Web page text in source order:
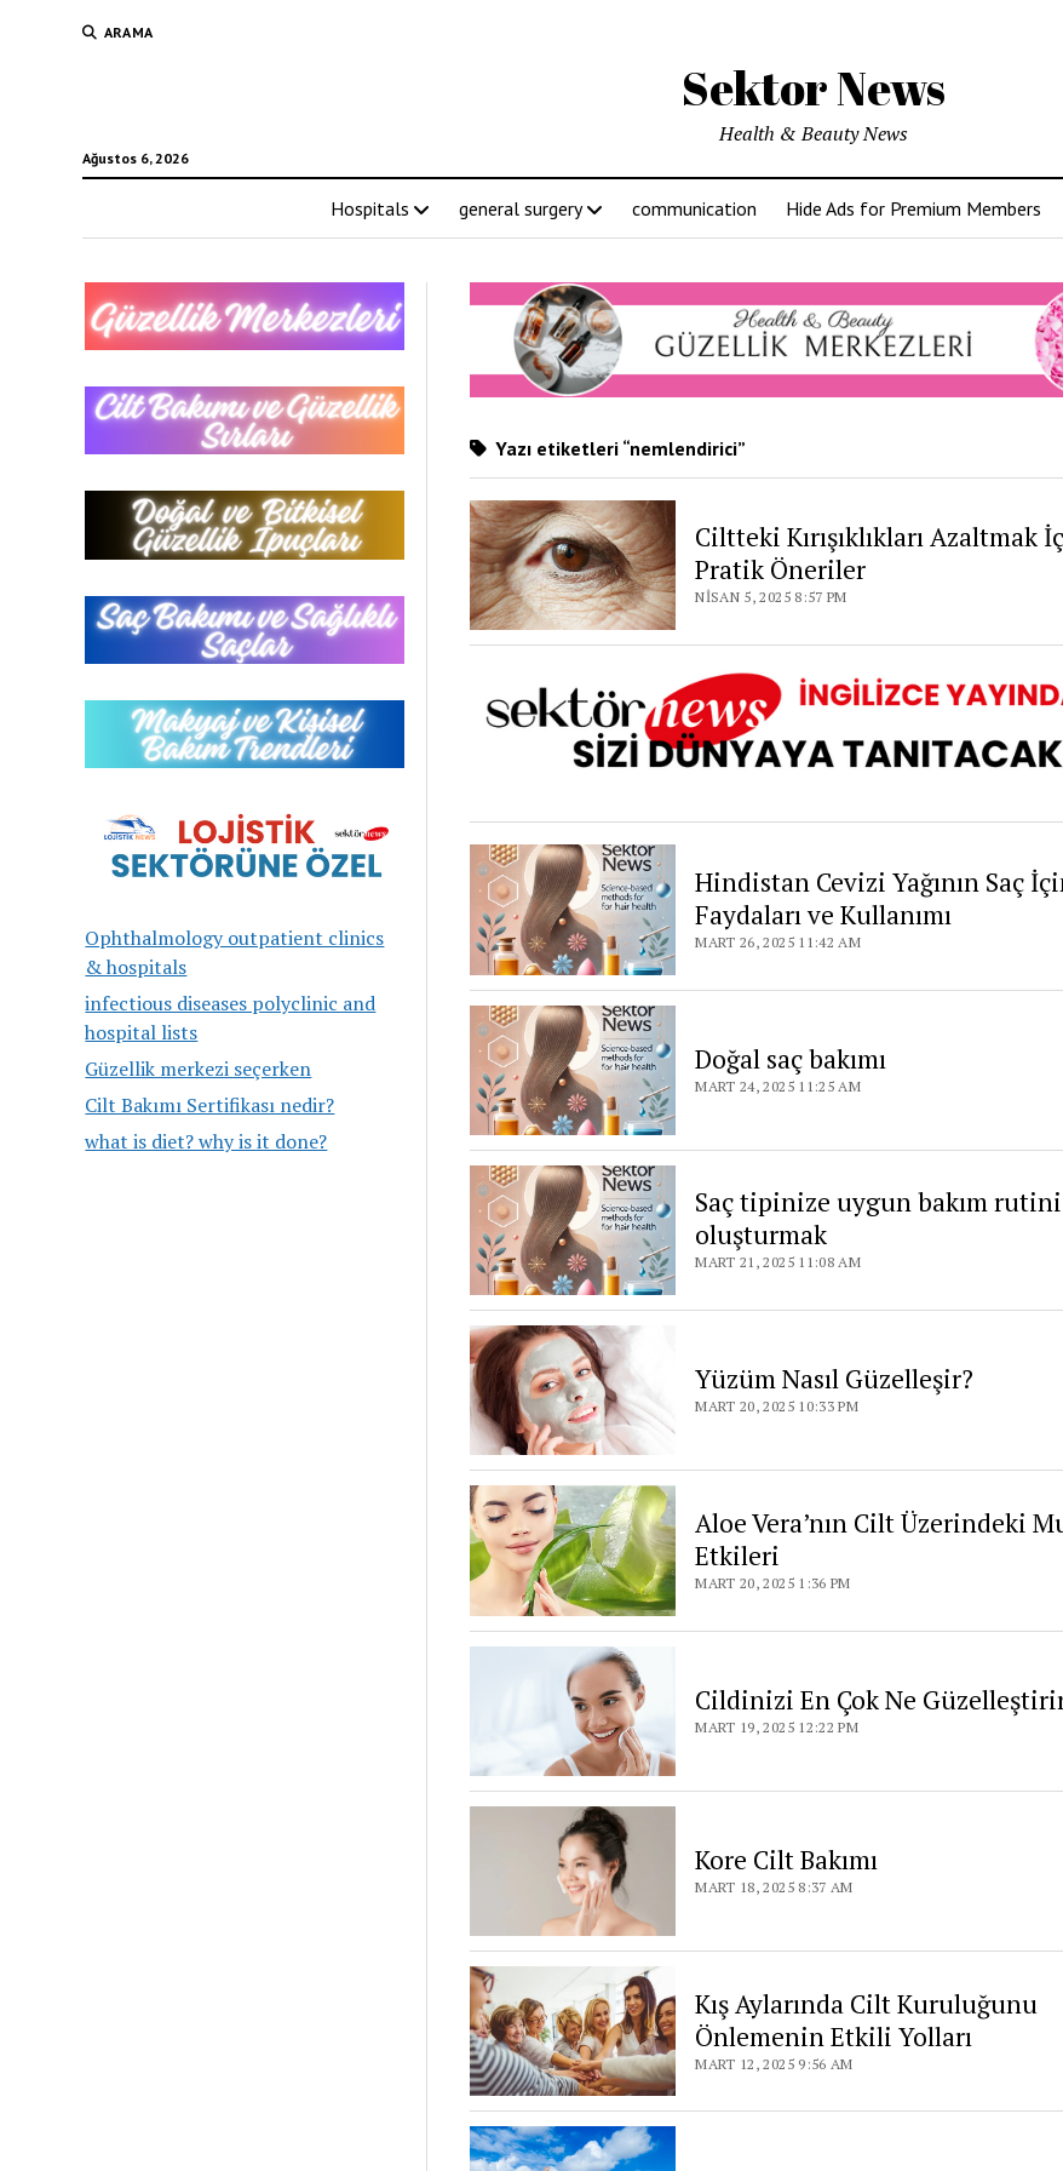
ARAMA
Sektor News
Ağustos 6, 2026
Health & Beauty News
Hospitals general surgery communication Hide Ads for Premium Members
Ophthalmology outpatient clinics
& hospitals
infectious diseases polyclinic and
hospital lists
Güzellik merkezi seçerken
Cilt Bakımı Sertifikası nedir?
what is diet? why is it done?
Yazı etiketleri “nemlendirici”
Ciltteki Kırışıklıkları Azaltmak
Pratik Öneriler
NISAN 5, 2025 8:57 PM
Hindistan Cevizi Yağının Saç
Faydaları ve Kullanımı
MART 26, 2025 11:42 AM
Doğal saç bakımı
MART 24, 2025 11:25 AM
Saç tipinize uygun bakım rutini
oluşturmak
MART 21, 2025 11:08 AM
Yüzüm Nasıl Güzelleşir?
MART 20, 2025 10:33 PM
Aloe Vera’nın Cilt Üzerindeki
Etkileri
MART 20, 2025 1:36 PM
Cildinizi En Çok Ne
MART 19, 2025 12:22 PM
Kore Cilt Bakımı
MART 18, 2025 8:37 AM
Kış Aylarında Cilt Kuruluğunu
Önlemenin Etkili Yolları
MART 12, 2025 9:56 AM